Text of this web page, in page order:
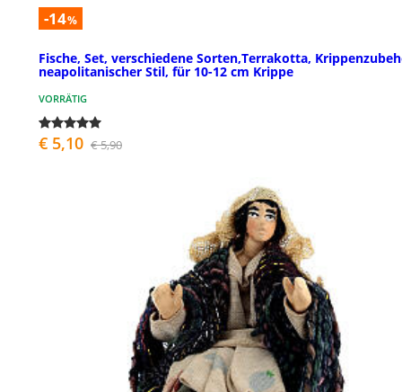
-14%
Fische, Set, verschiedene Sorten,Terrakotta,
neapolitanischer Stil, für 10-12 cm Krippe
VORRÄTIG
€ 5,10 € 5,90